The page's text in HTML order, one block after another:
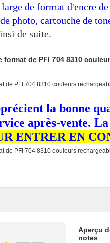
de format d'encre
photo, cartouche de
de suite.
la bonne
après-vente. La
ENTRER EN
Aperçu
notes